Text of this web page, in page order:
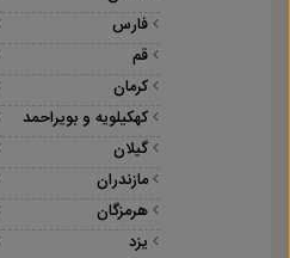
فارس
قم
کرمان
کهکیلویه و بویراحمد
گیلان
مازندران
هرمزگان
یزد